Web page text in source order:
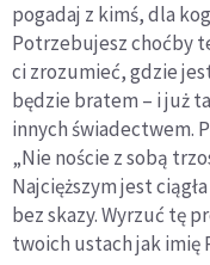
pogadaj z kimś, dla
Potrzebujesz choćby
ci zrozumieć, gdzie
będzie bratem – i już
innych świadectwem.
„Nie noście z sobą
Najcięższym jest
bez skazy. Wyrzuć tę
twoich ustach jak imię